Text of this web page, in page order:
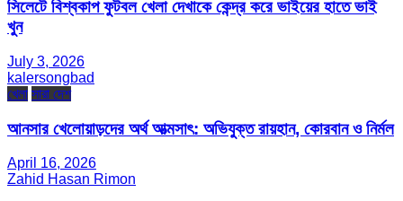
সিলেটে বিশ্বকাপ ফুটবল খেলা দেখাকে কেন্দ্র করে ভাইয়ের হাতে ভাই
খুন
July 3, 2026
kalersongbad
খেলা সারা দেশ
আনসার খেলোয়াড়দের অর্থ আত্মসাৎ: অভিযুক্ত রায়হান, কোরবান ও নির্মল
April 16, 2026
Zahid Hasan Rimon